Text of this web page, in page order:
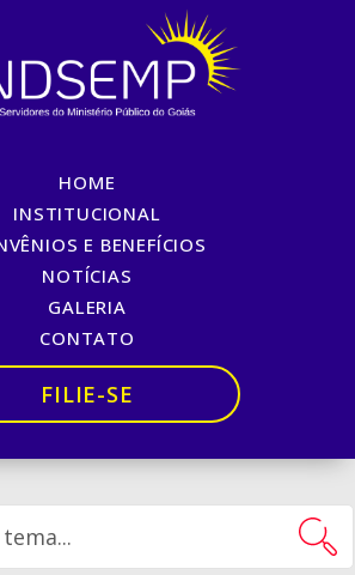
HOME
INSTITUCIONAL
E BENEFÍCIOS
NOTÍCIAS
GALERIA
CONTATO
FILIE-SE
envia à
reajustes da
à Assembleia reajustes da Educação